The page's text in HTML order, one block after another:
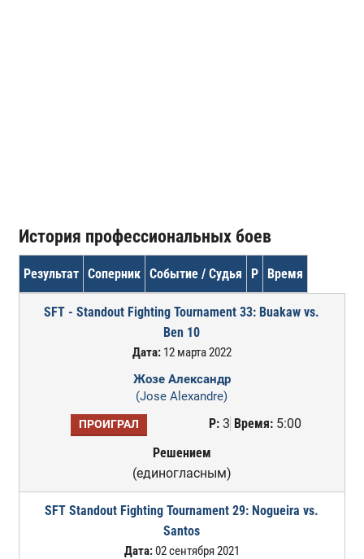
История профессиональных боев
Результат Соперник Событие / Судья Р Время
SFT - Standout Fighting Tournament 33: Buakaw vs.
Ben 10
Дата:12 марта 2022
Жозе Александр
(Jose Alexandre)
ПРОИГРАЛ Р:3 Время:5:00
Решением
(единогласным)
SFT Standout Fighting Tournament 29: Nogueira vs.
Santos
Дата:02 сентября 2021